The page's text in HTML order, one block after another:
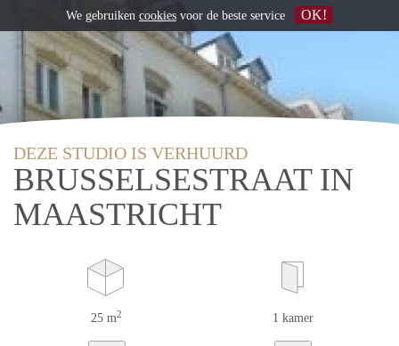
DEZE STUDIO IS VERHUURD
BRUSSELSESTRAAT IN
MAASTRICHT
25 m2 1 kamer
We gebruiken cookies voor de beste service OK!